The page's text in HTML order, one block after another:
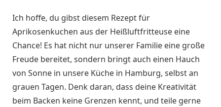
Ich hoffe, du gibst diesem Rezept für
Aprikosenkuchen aus der Heißluftfritteuse eine
Chance! Es hat nicht nur unserer Familie eine große
Freude bereitet, sondern bringt auch einen Hauch
von Sonne in unsere Küche in Hamburg, selbst an
grauen Tagen. Denk daran, dass deine Kreativität
beim Backen keine Grenzen kennt, und teile gerne